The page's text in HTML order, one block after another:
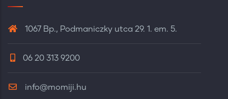
1067 Bp., Podmaniczky utca 29. 1. em. 5.
06 20 313 9200
info@momiji.hu